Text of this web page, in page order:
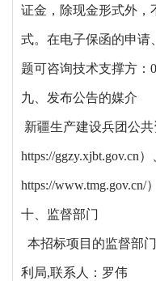
证金，除现金形式外，
式。在电子保函的申请
题可咨询技术支撑方：
九、发布公告的媒介
新疆生产建设兵团公
https://ggzy.xjbt.gov.cn
https://www.tmg.gov.cn/）
十、监督部门
本招标项目的监督部
利局,联系人：罗伟